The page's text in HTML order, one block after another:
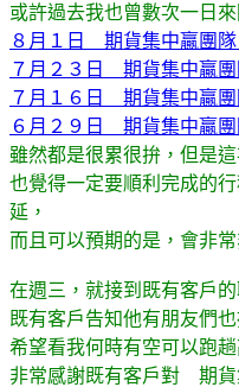
或許過去我也曾數次一日
８月１日 期貨集中贏團
７月２３日 期貨集中贏
７月１６日 期貨集中贏
６月２９日 期貨集中贏
雖然都是很累很拚，但是
也覺得一定要順利完成的
延，
而且可以預期的是，會非常
在週三，就接到既有客戶的
既有客戶告知他有朋友們
希望看我何時有空可以跑
非常感謝既有客戶對 期